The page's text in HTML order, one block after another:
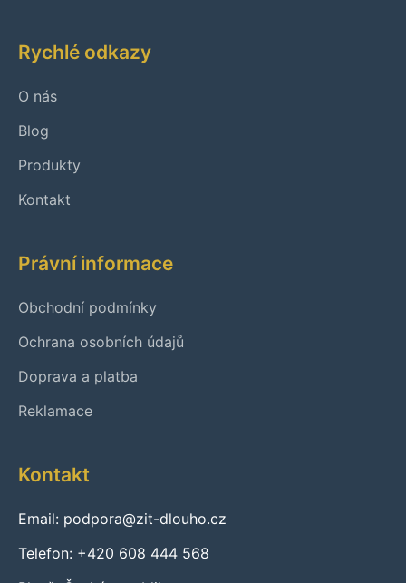
Rychlé odkazy
O nás
Blog
Produkty
Kontakt
Právní informace
Obchodní podmínky
Ochrana osobních údajů
Doprava a platba
Reklamace
Kontakt
Email: podpora@zit-dlouho.cz
Telefon: +420 608 444 568